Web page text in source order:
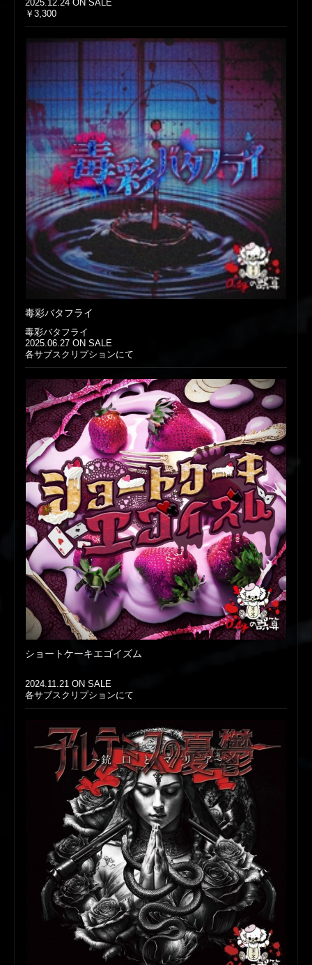
2025.12.24 ON SALE
￥3,300
毒彩バタフライ
毒彩バタフライ
2025.06.27 ON SALE
各サブスクリプションにて
ショートケーキエゴイズム
2024.11.21 ON SALE
各サブスクリプションにて